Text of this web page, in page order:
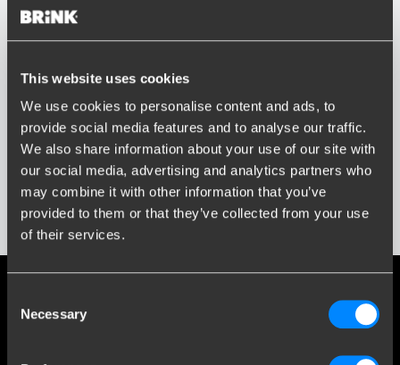
This website uses cookies
We use cookies to personalise content and ads, to
provide social media features and to analyse our traffic.
We also share information about your use of our site with
our social media, advertising and analytics partners who
may combine it with other information that you’ve
provided to them or that they’ve collected from your use
of their services.
Selection
Necessary
LEXUS
Digita o seleziona il modello...
Anno di costruzione
Inserisci o seleziona l'anno...
Mostra i risultati
Social media
Rimani informato sulle ultime novità
Dal 1903, Brink è cresciuta da una piccola fucina a un'azienda